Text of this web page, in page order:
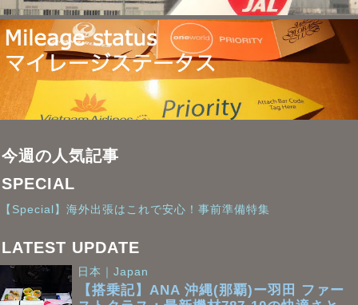
今週の人気記事
SPECIAL
【Special】海外出張はこれで安心！事前準備特集
LATEST UPDATE
日本｜Japan
【搭乗記】ANA 沖縄(那覇)ー羽田 ファー